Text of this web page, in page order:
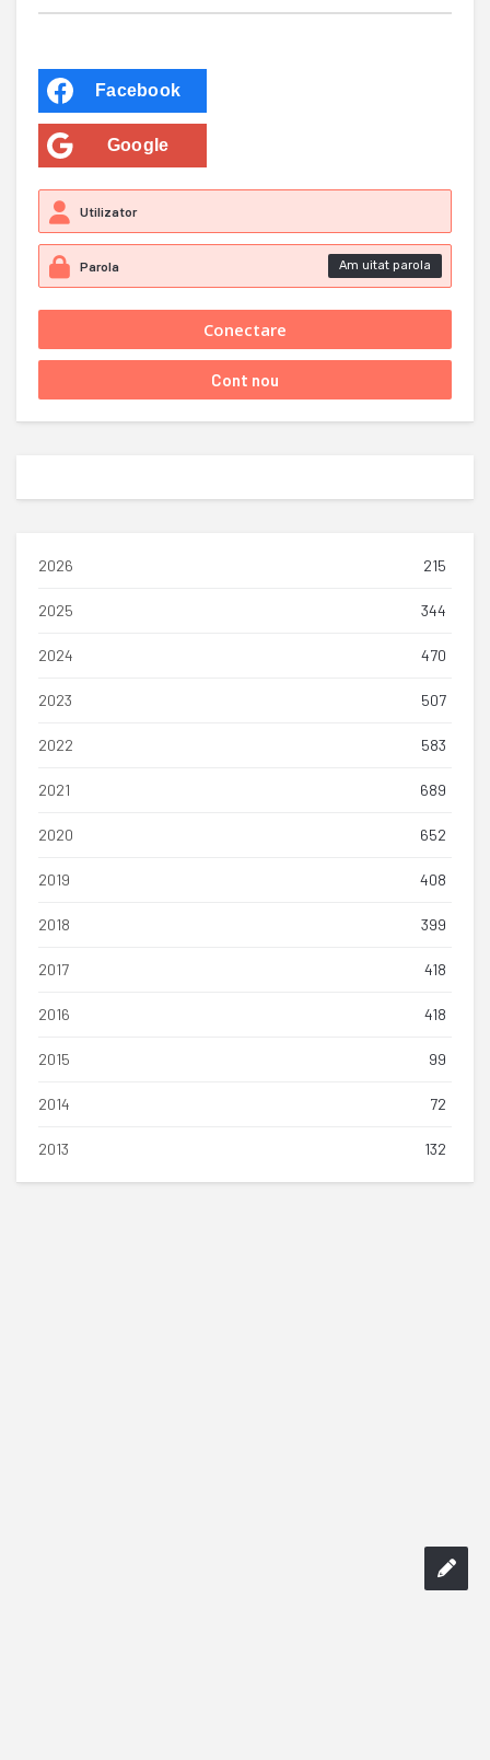
Facebook
Google
Am uitat parola
2026 215
2025 344
2024 470
2023 507
2022 583
2021 689
2020 652
2019 408
2018 399
2017 418
2016 418
2015 99
2014 72
2013 132